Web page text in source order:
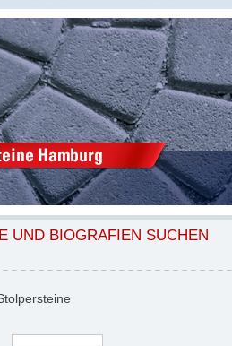
UND BIOGRAFIEN SUCHEN